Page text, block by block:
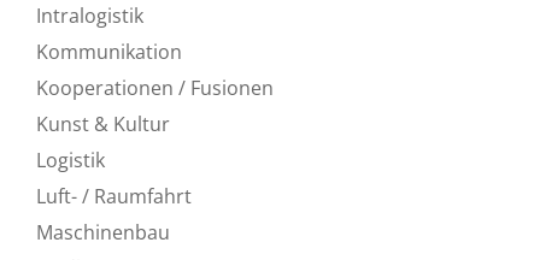
Intralogistik
Kommunikation
Kooperationen / Fusionen
Kunst & Kultur
Logistik
Luft- / Raumfahrt
Maschinenbau